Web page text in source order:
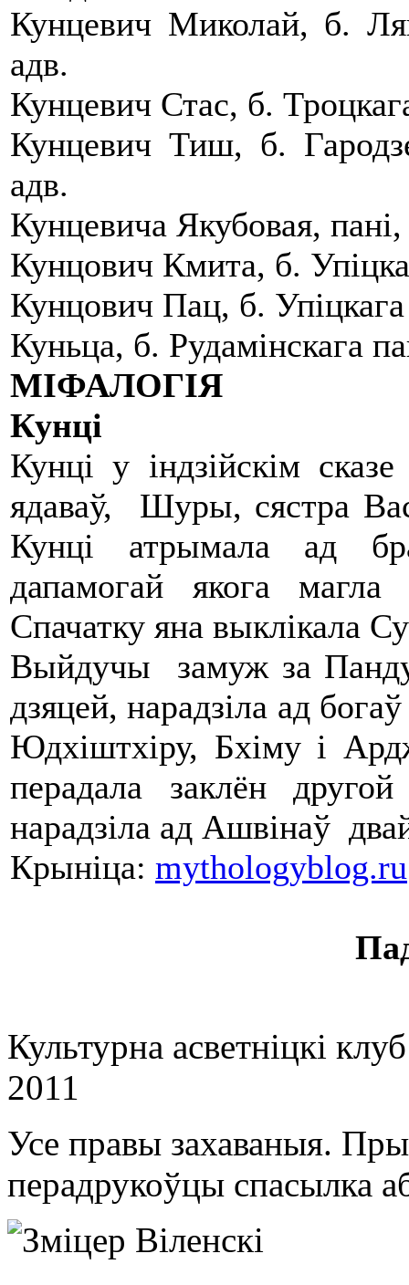
Кунцевич Миколай, б.
адв.
Кунцевич Стас, б.
Кунцевич Тиш, б.
адв.
Кунцевича Якубовая, панi,
Кунцович Кмита, б.
Кунцович Пац, б.
Куньца, б. Рудамiнскага
МІФАЛОГІЯ
Кунці
Кунці у індзійскім
ядаваў, Шуры, сястра
Кунці атрымала ад
дапамогай якога
Спачатку яна выклікала
Выйдучы замуж за
дзяцей, нарадзіла ад
Юдхіштхіру, Бхіму і
перадала заклён
нарадзіла ад Ашвінаў
Крыніца: mythologyblog.ru
Культурна асветнiцкi
2011
Усе правы захаваныя. Пры
перадрукоўцы спасылка